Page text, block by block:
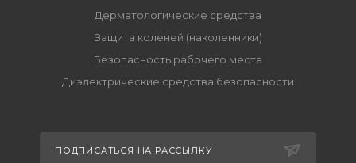
Дерматологические средства
Защита коленей (наколенники)
Безопасность рабочего места
Диэлектрические средства безопасности
ПОДПИСАТЬСЯ НА РАССЫЛКУ